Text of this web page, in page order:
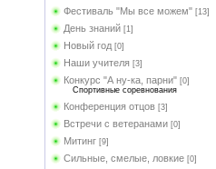
Фестиваль "Мы все можем" [13]
День знаний [1]
Новый год [0]
Наши учителя [3]
Конкурс "А ну-ка, парни" [0]
Спортивные соревнования
Конференция отцов [3]
Встречи с ветеранами [0]
Митинг [9]
Сильные, смелые, ловкие [0]